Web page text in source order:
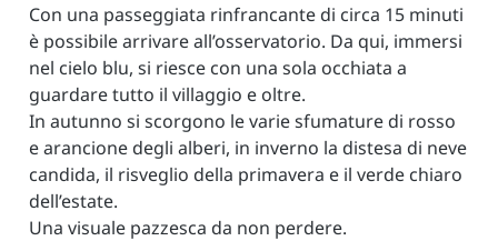
Con una passeggiata rinfrancante di circa 15 minuti
è possibile arrivare all’osservatorio. Da qui, immersi
nel cielo blu, si riesce con una sola occhiata a
guardare tutto il villaggio e oltre.
In autunno si scorgono le varie sfumature di rosso
e arancione degli alberi, in inverno la distesa di neve
candida, il risveglio della primavera e il verde chiaro
dell’estate.
Una visuale pazzesca da non perdere.